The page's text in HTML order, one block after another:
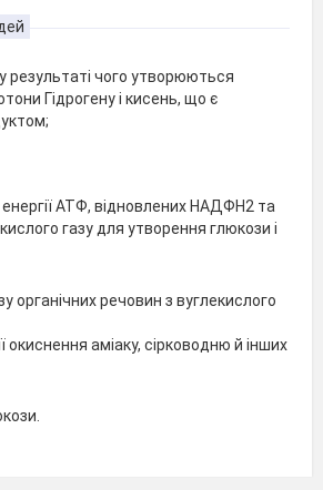
результаті чого утворюються
Гідрогену і кисень, що є
АТФ, відновлених НАДФН2 та
газу для утворення глюкози і
органічних речовин з вуглекислого
окиснення аміаку, сірководню й інших